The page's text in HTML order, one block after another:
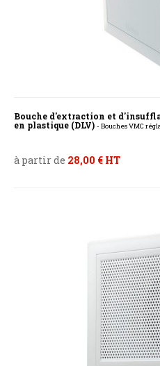
Bouche d'extraction et
en plastique (DLV) - Bouches VMC
à partir de 28,00 € HT